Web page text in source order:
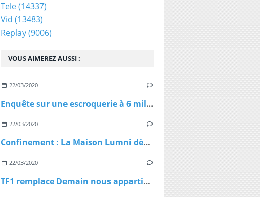
VOUS AIMEREZ AUSSI :
22/03/2020
Enquête sur une escroquerie à 6 millions d'euros de masques et de gel
22/03/2020
Confinement : La Maison Lumni dès lundi à 9h sur les chaines de France Télévisions
22/03/2020
TF1 remplace Demain nous appartient par Sept à Huit, dès lundi à 19h05 le temps du confinement
Tele(14337)
Vid (13483)
Replay(9006)